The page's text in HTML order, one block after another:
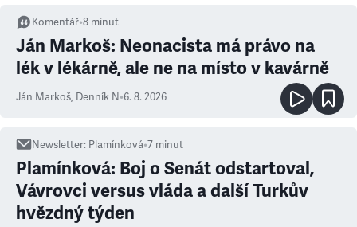
Komentář•8 minut
Ján Markoš: Neonacista má právo na
lék v lékárně, ale ne na místo v kavárně
Ján Markoš, Denník N•6. 8. 2026
Newsletter: Plamínková•7 minut
Plamínková: Boj o Senát odstartoval,
Vávrovci versus vláda a další Turkův
hvězdný týden